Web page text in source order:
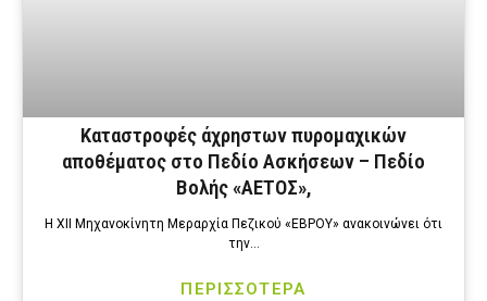
Καταστροφές άχρηστων πυρομαχικών
αποθέματος στο Πεδίο Ασκήσεων – Πεδίο
Βολής «ΑΕΤΟΣ»,
Η ΧΙΙ Μηχανοκίνητη Μεραρχία Πεζικού «ΕΒΡΟΥ» ανακοινώνει ότι
την…
ΠΕΡΙΣΣΟΤΕΡΑ